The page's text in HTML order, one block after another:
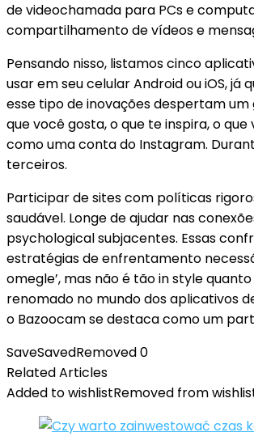
de videochamada para PCs e
compartilhamento de vídeos e
Pensando nisso, listamos cinco
usar em seu celular Android ou iOS,
esse tipo de inovações despertam
que você gosta, o que te inspira, o
como uma conta do Instagram.
terceiros.
Participar de sites com políticas
saudável. Longe de ajudar nas
psychological subjacentes. Essas
estratégias de enfrentamento
omegle’, mas não é tão in style
renomado no mundo dos aplicativos
o Bazoocam se destaca como um
SaveSavedRemoved0
Related Articles
Added to wishlistRemoved from